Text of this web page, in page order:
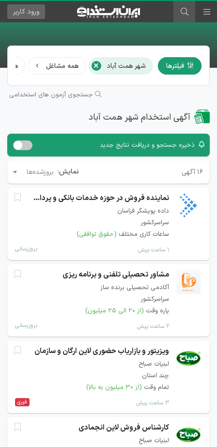
ورود کاربر
فیلترها شهر همت آباد × همه مشاغل همه
جستجوی آزمون های استخدامی
آگهی استخدام شهر همت آباد
ذخیره جستجو و دریافت نتایج جدید
۱۶ آگهی نمایش: بروزشده‌ها
نماینده فروش در حوزه خدمات بانکی و پرداخت
داده پویشگر فراسان
سراسرکشور
ساعات کاری مختلف (حقوق توافقی)
۱ ساعت پیش بروزرسانی
مشاور تحصیلی تلفنی و برنامه ریزی
آکادمی تحصیلی برنده ساز
سراسرکشور
پاره وقت (از ۲۰ الی ۲۵ میلیون)
۲ ساعت پیش بروزرسانی
ویزیتور و بازاریاب حضوری لاین ارگان و سازمان
لبنیات صباح
چند استان
تمام وقت (از ۳۰ میلیون به بالا)
۳ ساعت پیش فوری
کارشناس فروش لاین انجمادی
لبنیات صباح